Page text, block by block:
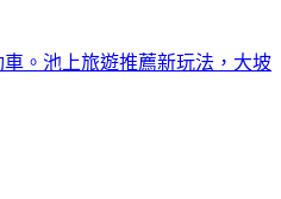
。池上旅遊推薦新玩法，大坡